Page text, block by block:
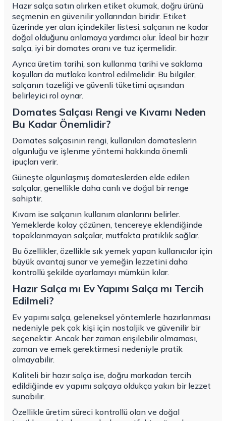
Hazır salça satın alırken etiket okumak, doğru ürünü
seçmenin en güvenilir yollarından biridir. Etiket
üzerinde yer alan içindekiler listesi, salçanın ne kadar
doğal olduğunu anlamaya yardımcı olur. İdeal bir hazır
salça, iyi bir domates oranı ve tuz içermelidir.
Ayrıca üretim tarihi, son kullanma tarihi ve saklama
koşulları da mutlaka kontrol edilmelidir. Bu bilgiler,
salçanın tazeliği ve güvenli tüketimi açısından
belirleyici rol oynar.
Domates Salçası Rengi ve Kıvamı Neden
Bu Kadar Önemlidir?
Domates salçasının rengi, kullanılan domateslerin
olgunluğu ve işlenme yöntemi hakkında önemli
ipuçları verir.
Güneşte olgunlaşmış domateslerden elde edilen
salçalar, genellikle daha canlı ve doğal bir renge
sahiptir.
Kıvam ise salçanın kullanım alanlarını belirler.
Yemeklerde kolay çözünen, tencereye eklendiğinde
topaklanmayan salçalar, mutfakta pratiklik sağlar.
Bu özellikler, özellikle sık yemek yapan kullanıcılar için
büyük avantaj sunar ve yemeğin lezzetini daha
kontrollü şekilde ayarlamayı mümkün kılar.
Hazır Salça mı Ev Yapımı Salça mı Tercih
Edilmeli?
Ev yapımı salça, geleneksel yöntemlerle hazırlanması
nedeniyle pek çok kişi için nostaljik ve güvenilir bir
seçenektir. Ancak her zaman erişilebilir olmaması,
zaman ve emek gerektirmesi nedeniyle pratik
olmayabilir.
Kaliteli bir hazır salça ise, doğru markadan tercih
edildiğinde ev yapımı salçaya oldukça yakın bir lezzet
sunabilir.
Özellikle üretim süreci kontrollü olan ve doğal